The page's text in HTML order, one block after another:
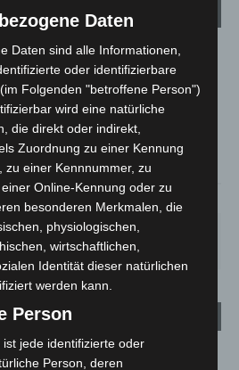
32.2°C 33.5°
31.7°
DI.
23 °
MI.
27°
Daten
Daten sind alle Informationen,
oder identifizierbare
Folgenden "betroffene Person")
wird eine natürliche
die direkt oder indirekt,
Zuordnung zu einer Kennung
zu einer Kennnummer, zu
Online-Kennung oder zu
besonderen Merkmalen, die
physiologischen,
wirtschaftlichen,
Identität dieser natürlichen
werden kann.
Person
jede identifizierte oder
Person, deren